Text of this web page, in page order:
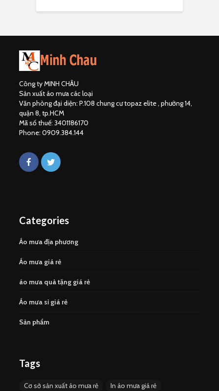
Công ty MINH CHÂU
Sản xuất áo mưa các loại
Văn phòng đại diện: P.108 chung cư topaz elite , phường 14,
quận 8, tp.HCM
Mã số thuế: 3401186170
Phone: 0909.384.144
Categories
Áo mưa địa phương
Áo mưa giá rẻ
áo mưa quà tặng giá rẻ
Áo mưa sỉ giá rẻ
Sản phẩm
Tags
Cơ sở sản xuất áo mưa rẻ
In áo mưa giá rẻ